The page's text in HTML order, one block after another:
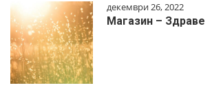
декември 26, 2022
Магазин – Здраве